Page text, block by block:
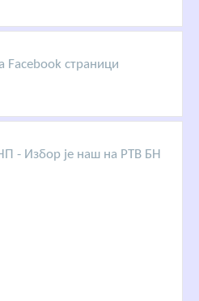
Facebook страници
- Избор је наш на РТВ БН